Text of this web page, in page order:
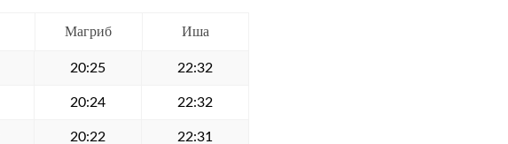
Магриб Иша
20:25 22:32
20:24 22:32
20:22 22:31